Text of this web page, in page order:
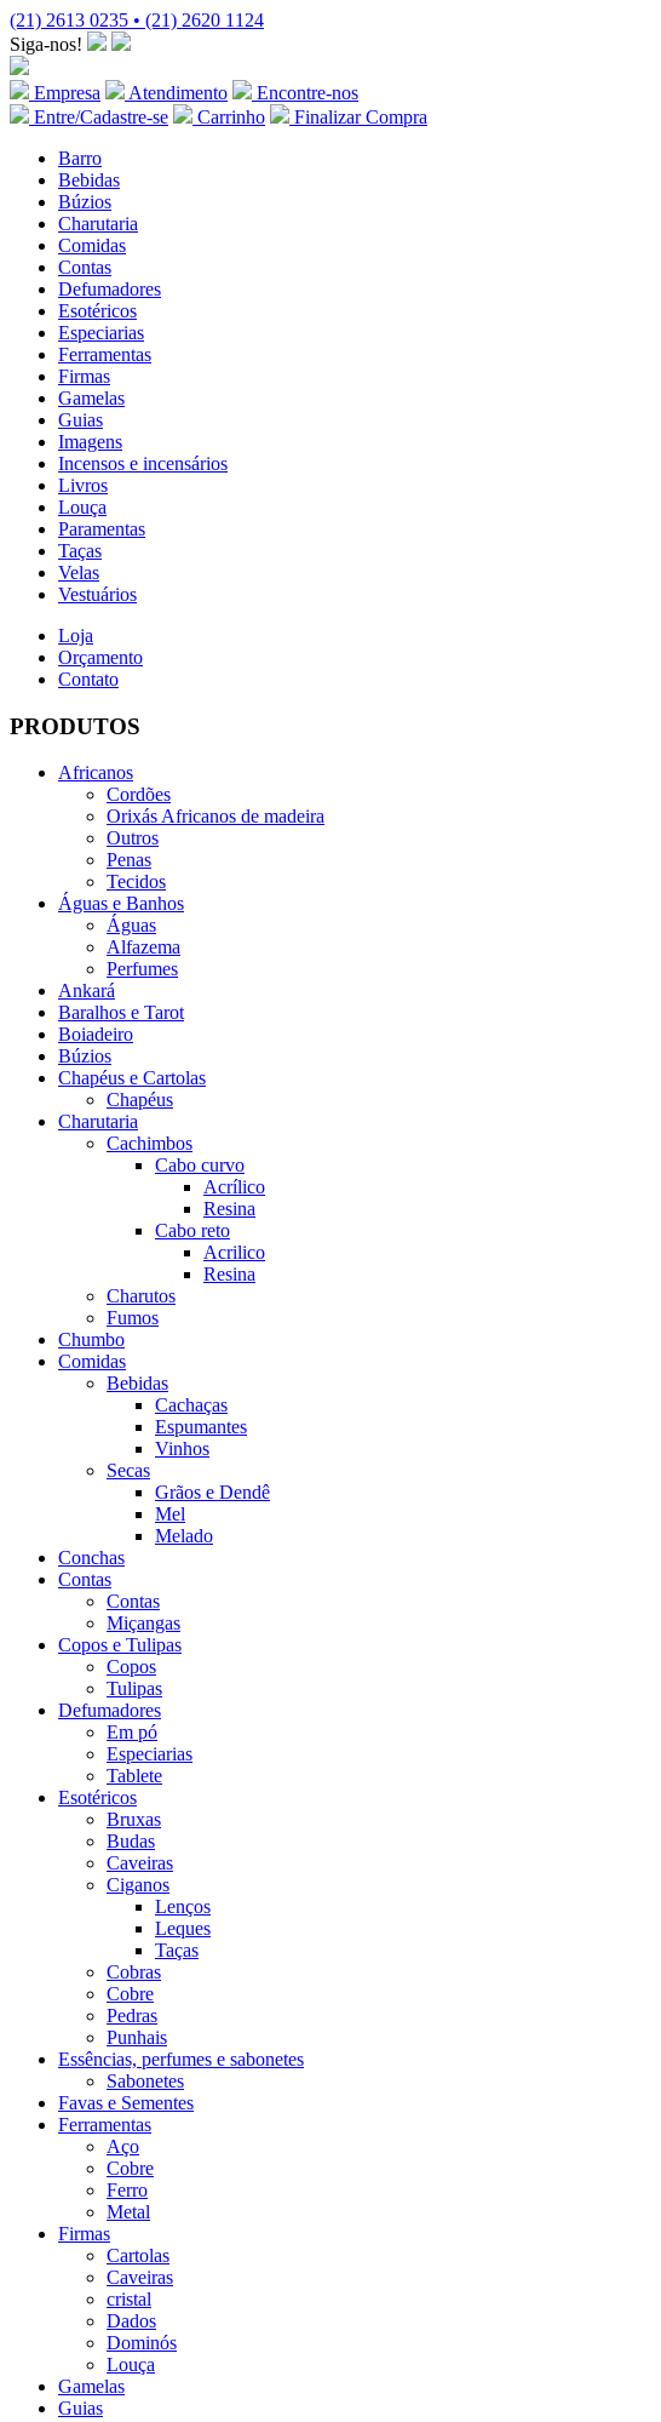
(21) 2613 0235 • (21) 2620 1124
Siga-nos!
Empresa Atendimento
Encontre-nos
Entre/Cadastre-se
Carrinho
Finalizar Compra
Barro
Bebidas
Búzios
Charutaria
Comidas
Contas
Defumadores
Esotéricos
Especiarias
Ferramentas
Firmas
Gamelas
Guias
Imagens
Incensos e incensários
Livros
Louça
Paramentas
Taças
Velas
Vestuários
Loja
Orçamento
Contato
PRODUTOS
Africanos
Cordões
Orixás Africanos de madeira
Outros
Penas
Tecidos
Águas e Banhos
Águas
Alfazema
Perfumes
Ankará
Baralhos e Tarot
Boiadeiro
Búzios
Chapéus e Cartolas
Chapéus
Charutaria
Cachimbos
Cabo curvo
Acrílico
Resina
Cabo reto
Acrilico
Resina
Charutos
Fumos
Chumbo
Comidas
Bebidas
Cachaças
Espumantes
Vinhos
Secas
Grãos e Dendê
Mel
Melado
Conchas
Contas
Contas
Miçangas
Copos e Tulipas
Copos
Tulipas
Defumadores
Em pó
Especiarias
Tablete
Esotéricos
Bruxas
Budas
Caveiras
Ciganos
Lenços
Leques
Taças
Cobras
Cobre
Pedras
Punhais
Essências, perfumes e sabonetes
Sabonetes
Favas e Sementes
Ferramentas
Aço
Cobre
Ferro
Metal
Firmas
Cartolas
Caveiras
cristal
Dados
Dominós
Louça
Gamelas
Guias